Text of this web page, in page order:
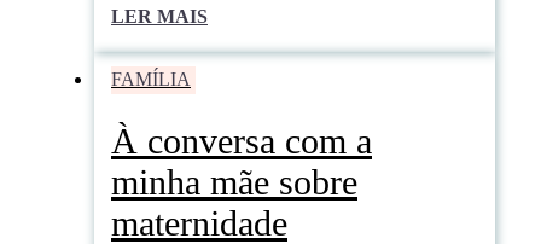
LER MAIS
FAMÍLIA
À conversa com a
minha mãe sobre
maternidade